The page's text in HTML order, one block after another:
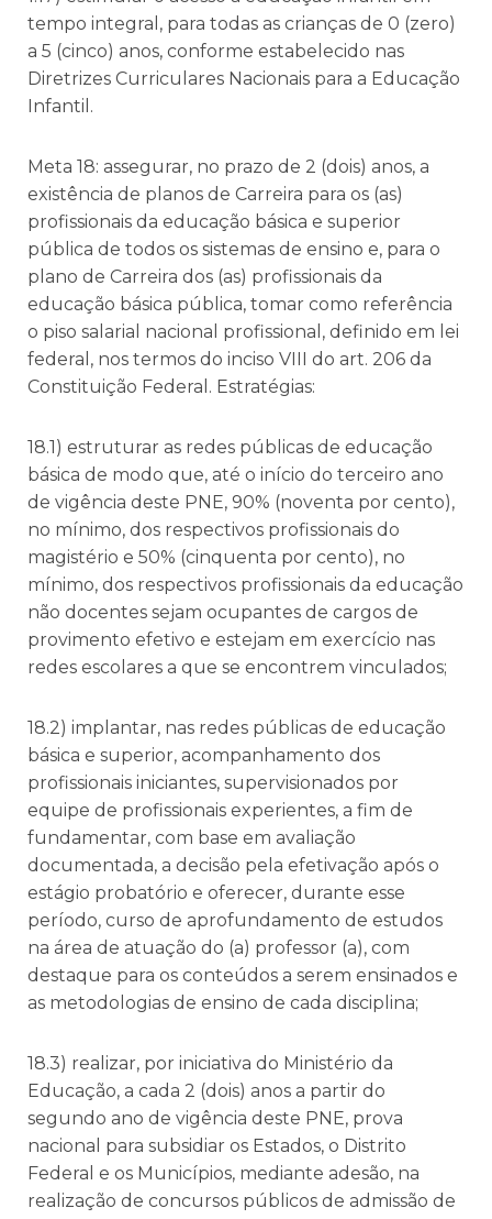
tempo integral, para todas as crianças de 0 (zero)
a 5 (cinco) anos, conforme estabelecido nas
Diretrizes Curriculares Nacionais para a Educação
Infantil.
Meta 18: assegurar, no prazo de 2 (dois) anos, a
existência de planos de Carreira para os (as)
profissionais da educação básica e superior
pública de todos os sistemas de ensino e, para o
plano de Carreira dos (as) profissionais da
educação básica pública, tomar como referência
o piso salarial nacional profissional, definido em lei
federal, nos termos do inciso VIII do art. 206 da
Constituição Federal. Estratégias:
18.1) estruturar as redes públicas de educação
básica de modo que, até o início do terceiro ano
de vigência deste PNE, 90% (noventa por cento),
no mínimo, dos respectivos profissionais do
magistério e 50% (cinquenta por cento), no
mínimo, dos respectivos profissionais da educação
não docentes sejam ocupantes de cargos de
provimento efetivo e estejam em exercício nas
redes escolares a que se encontrem vinculados;
18.2) implantar, nas redes públicas de educação
básica e superior, acompanhamento dos
profissionais iniciantes, supervisionados por
equipe de profissionais experientes, a fim de
fundamentar, com base em avaliação
documentada, a decisão pela efetivação após o
estágio probatório e oferecer, durante esse
período, curso de aprofundamento de estudos
na área de atuação do (a) professor (a), com
destaque para os conteúdos a serem ensinados e
as metodologias de ensino de cada disciplina;
18.3) realizar, por iniciativa do Ministério da
Educação, a cada 2 (dois) anos a partir do
segundo ano de vigência deste PNE, prova
nacional para subsidiar os Estados, o Distrito
Federal e os Municípios, mediante adesão, na
realização de concursos públicos de admissão de